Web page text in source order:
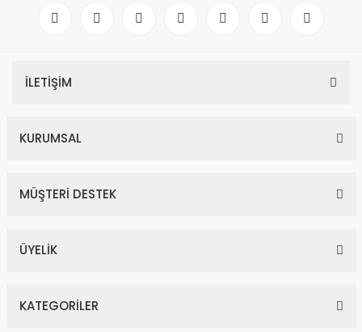
İLETİŞİM
KURUMSAL
MÜŞTERİ DESTEK
ÜYELİK
KATEGORİLER